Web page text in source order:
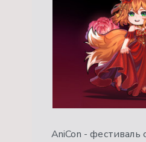
AniCon - фестиваль